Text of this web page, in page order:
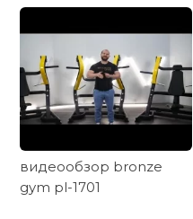
видеообзор bronze
gym pl-1701